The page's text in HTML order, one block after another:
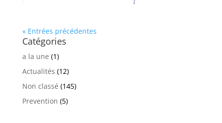
« Entrées précédentes
Catégories
a la une (1)
Actualités (12)
Non classé (145)
Prevention (5)